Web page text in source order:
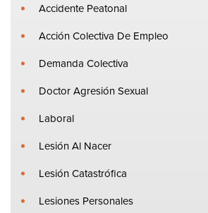
Accidente Peatonal
Acción Colectiva De Empleo
Demanda Colectiva
Doctor Agresión Sexual
Laboral
Lesión Al Nacer
Lesión Catastrófica
Lesiones Personales